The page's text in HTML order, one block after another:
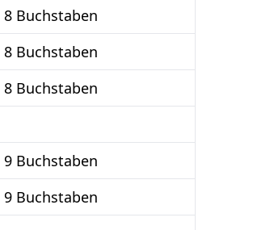
8 Buchstaben
8 Buchstaben
8 Buchstaben
9 Buchstaben
9 Buchstaben